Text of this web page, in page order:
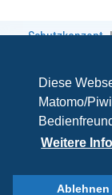
Diese
Matomo/
Weitere
Ablehnen
Schutzkonzept